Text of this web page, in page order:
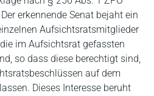
erkennende Senat bejaht ein
Aufsichtsratsmitglieder
im Aufsichtsrat gefassten
so dass diese berechtigt sind,
auf dem
Dieses Interesse beruht